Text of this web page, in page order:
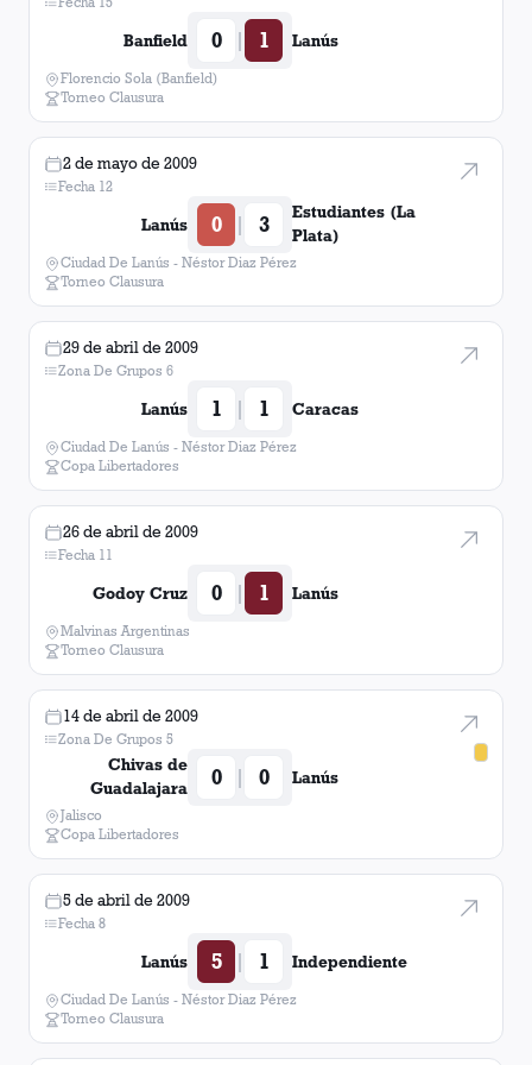
Boca Juniors
Nueva Chicago
Chacarita Juniors
Tiro Federal (Rosario)
San Martín (San Juan)
Vasco Da Gama
Almagro
Banfield 0 | 1 Lanús
Florencio Sola (Banfield)
Torneo Clausura
2 de mayo de 2009
Fecha 12
Lanús 0 | 3
Estudiantes (La
Plata)
Ciudad De Lanús - Néstor Diaz Pérez
Torneo Clausura
29 de abril de 2009
Zona De Grupos 6
Lanús 1 | 1 Caracas
Ciudad De Lanús - Néstor Diaz Pérez
Copa Libertadores
26 de abril de 2009
Fecha 11
Godoy Cruz 0 | 1 Lanús
Malvinas Argentinas
Torneo Clausura
14 de abril de 2009
Zona De Grupos 5
Chivas de
Guadalajara
0 | 0 Lanús
Jalisco
Copa Libertadores
5 de abril de 2009
Fecha 8
Lanús 5 | 1 Independiente
Ciudad De Lanús - Néstor Diaz Pérez
Torneo Clausura